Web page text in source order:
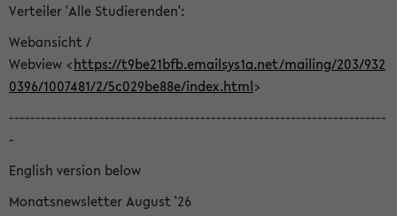
Verteiler 'Alle Studierenden':
Webansicht /
Webview <https://t9be21bfb.emailsys1a.net/mailing/203/932
0396/1007481/2/5c029be88e/index.html>
-----------------------------------------------------------------------
-
English version below
Monatsnewsletter August '26